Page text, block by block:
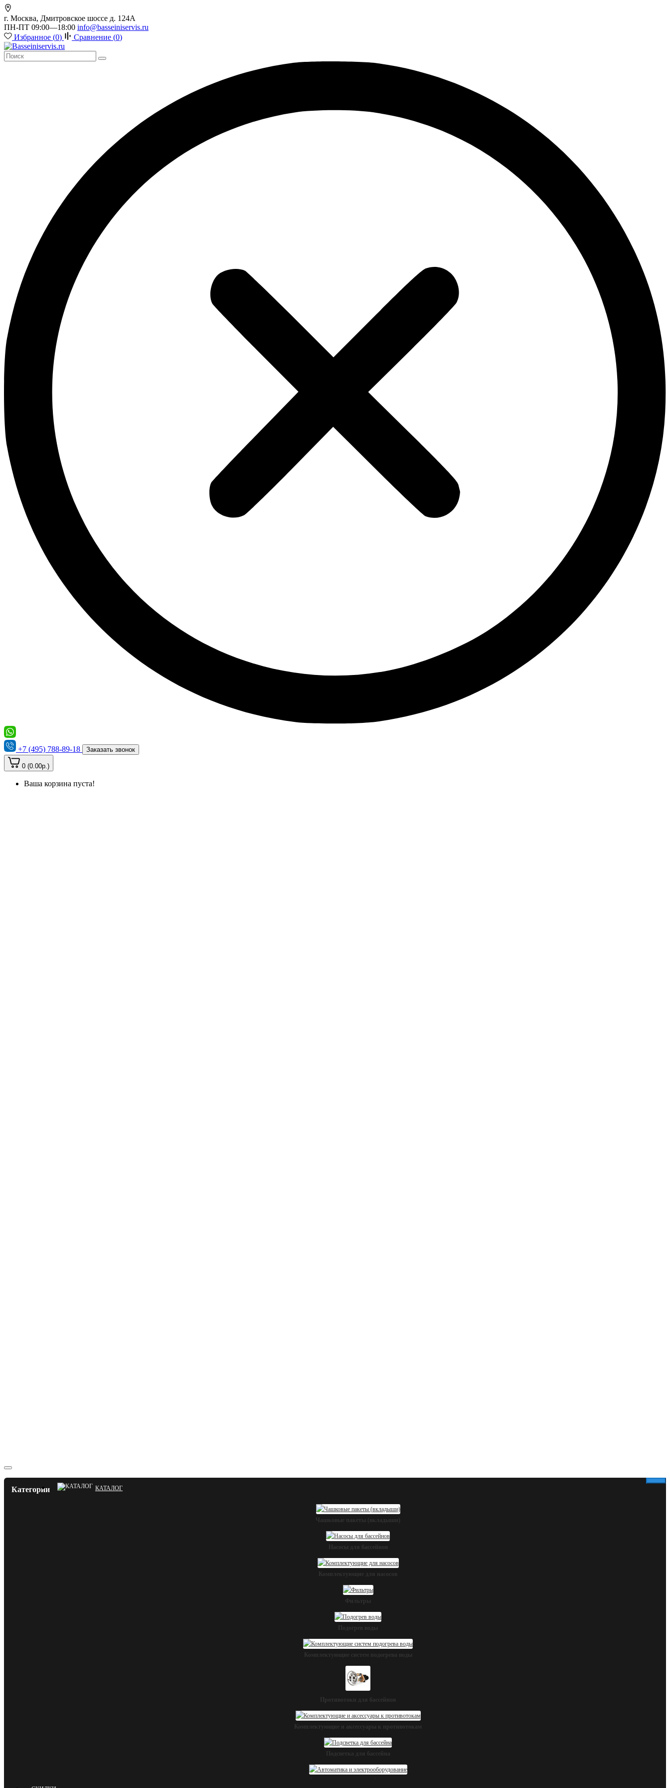
г. Москва, Дмитровское шоссе д. 124А
ПН-ПТ 09:00—18:00 info@basseiniservis.ru
Избранное (0) Сравнение (0)
+7 (495) 788-89-18 Заказать звонок
0 (0.00р.)
Ваша корзина пуста!
Категории КАТАЛОГ
Чашковые пакеты (вкладыши)
Насосы для бассейнов
Комплектующие для насосов
Фильтры
Подогрев воды
Комплектующие систем подогрева воды
Противотоки для бассейнов
Комплектующие и аксессуары к противотокам
Подсветка для бассейна
Автоматика и электрооборудование